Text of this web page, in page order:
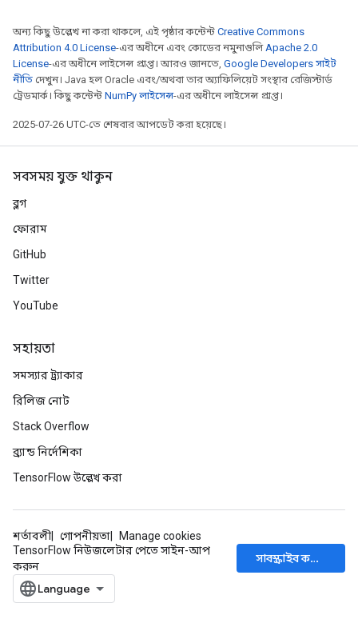
অন্য কিছু উল্লেখ না করা থাকলে, এই পৃষ্ঠার কন্টেন্ট Creative Commons
Attribution 4.0 License-এর অধীনে এবং কোডের নমুনাগুলিApache 2.0
License-এর অধীনে লাইসেন্স প্রাপ্ত। আরও জানতে, Google Developers সাইট
নীতি দেখুন। Java হল Oracle এবং/অথবা তার অ্যাফিলিয়েট সংস্থার রেজিস্টার্ড
ট্রেডমার্ক। কিছু কন্টেন্ট NumPy লাইসেন্স-এর অধীনে লাইসেন্স প্রাপ্ত।
2025-07-26 UTC-তে শেষবার আপডেট করা হয়েছে।
সবসময় যুক্ত থাকুন
ব্লগ
ফোরাম
GitHub
Twitter
YouTube
সহায়তা
সমস্যার ট্র্যাকার
রিলিজ নোট
Stack Overflow
ব্র্যান্ড নির্দেশিকা
TensorFlow উল্লেখ করা
শর্তাবলী গোপনীয়তা
Manage cookies
TensorFlow নিউজলেটার পেতে সাইন-আপ
করুন
সাবস্ক্রাইব করুন